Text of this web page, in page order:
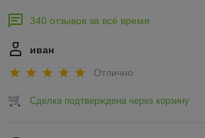
340 отзывов за всё время
иван
Отлично
Сделка подтверждена через корзину